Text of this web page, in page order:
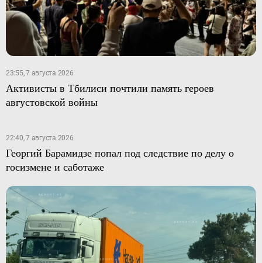
23:55, 7 августа 2026
Активисты в Тбилиси почтили память героев
августовской войны
22:40, 7 августа 2026
Георгий Барамидзе попал под следствие по делу о
госизмене и саботаже